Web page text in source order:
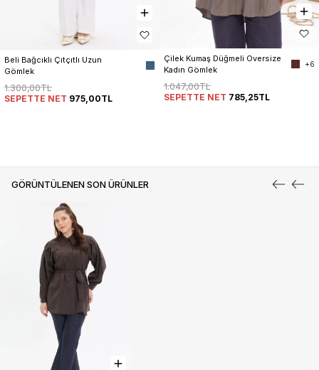
GÖRÜNTÜLENEN SON ÜRÜNLER
Beli Bağcıklı Çıtçıtlı Uzun
Gömlek
1.300,00TL
SEPETTE NET 975,00TL
Çilek Kumaş Düğmeli Oversize
Kadın Gömlek
+6
1.047,00TL
SEPETTE NET 785,25TL